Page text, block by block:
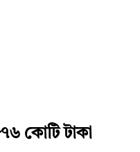
কোটি টাকা